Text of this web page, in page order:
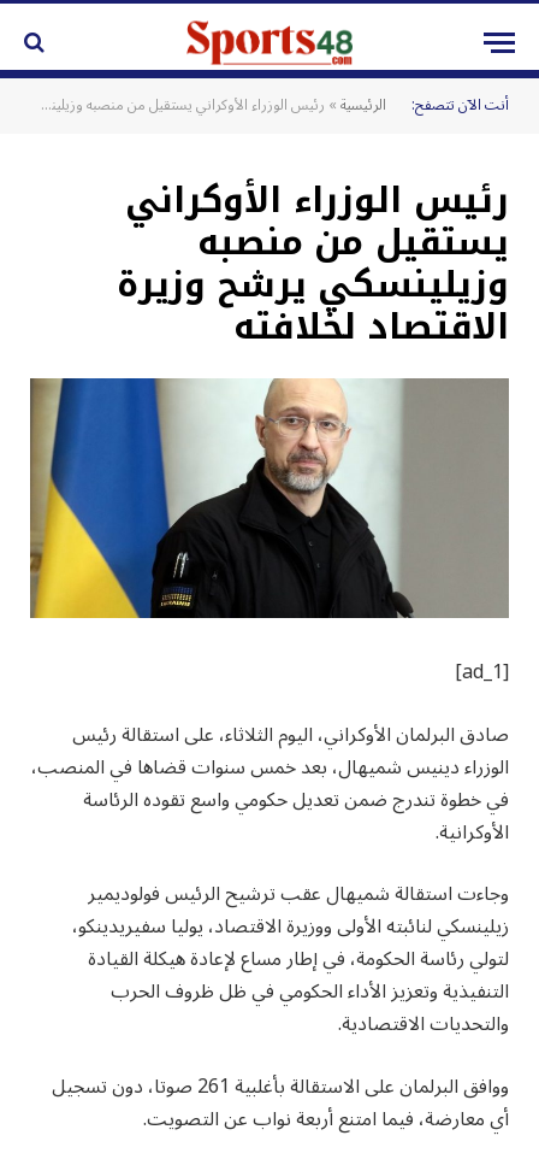
أنت الآن تتصفح: الرئيسية» رئيس الوزراء الأوكراني يستقيل من منصبه وزيلينسكي يرشح وزيرة الاقتصاد لخلافته
رئيس الوزراء الأوكراني
يستقيل من منصبه
وزيلينسكي يرشح وزيرة
الاقتصاد لخلافته
[ad_1]
صادق البرلمان الأوكراني، اليوم الثلاثاء، على استقالة رئيس
الوزراء دينيس شميهال، بعد خمس سنوات قضاها في المنصب،
في خطوة تندرج ضمن تعديل حكومي واسع تقوده الرئاسة
الأوكرانية.
وجاءت استقالة شميهال عقب ترشيح الرئيس فولوديمير
زيلينسكي لنائبته الأولى ووزيرة الاقتصاد، يوليا سفيريدينكو،
لتولي رئاسة الحكومة، في إطار مساع لإعادة هيكلة القيادة
التنفيذية وتعزيز الأداء الحكومي في ظل ظروف الحرب
والتحديات الاقتصادية.
ووافق البرلمان على الاستقالة بأغلبية 261 صوتا، دون تسجيل
أي معارضة، فيما امتنع أربعة نواب عن التصويت.